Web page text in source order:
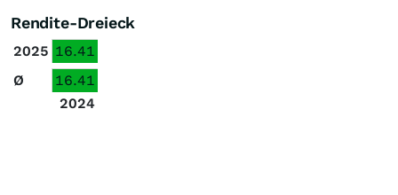
Rendite-Dreieck
2025 16.41
Ø
16.41
2024